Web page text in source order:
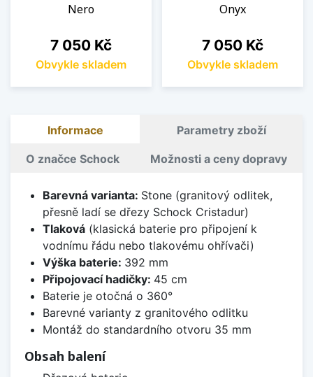
Nero
Cena
7 050 Kč
Obvykle skladem
Onyx
Cena
7 050 Kč
Obvykle skladem
Informace Parametry zboží
O značce Schock Možnosti a ceny dopravy
Barevná varianta: Stone (granitový odlitek,
přesně ladí se dřezy Schock Cristadur)
Tlaková(klasická baterie pro připojení k
vodnímu řádu nebo tlakovému ohřívači)
Výška baterie: 392 mm
Připojovací hadičky: 45 cm
Baterie je otočná o 360°
Barevné varianty z granitového odlitku
Montáž do standardního otvoru 35 mm
Obsah balení